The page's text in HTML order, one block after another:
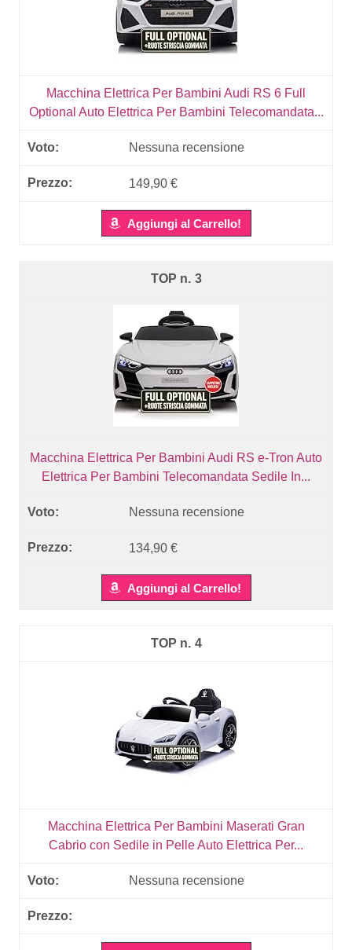
Macchina Elettrica Per Bambini Audi RS 6 Full
Optional Auto Elettrica Per Bambini Telecomandata...
Nessuna recensione
149,90 €
Aggiungi al Carrello!
3
Macchina Elettrica Per Bambini Audi RS e-Tron Auto
Elettrica Per Bambini Telecomandata Sedile In...
Nessuna recensione
134,90 €
Aggiungi al Carrello!
4
Macchina Elettrica Per Bambini Maserati Gran
Cabrio con Sedile in Pelle Auto Elettrica Per...
Nessuna recensione